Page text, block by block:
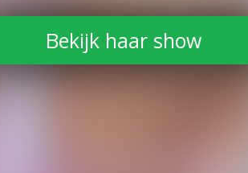
Bekijk haar show